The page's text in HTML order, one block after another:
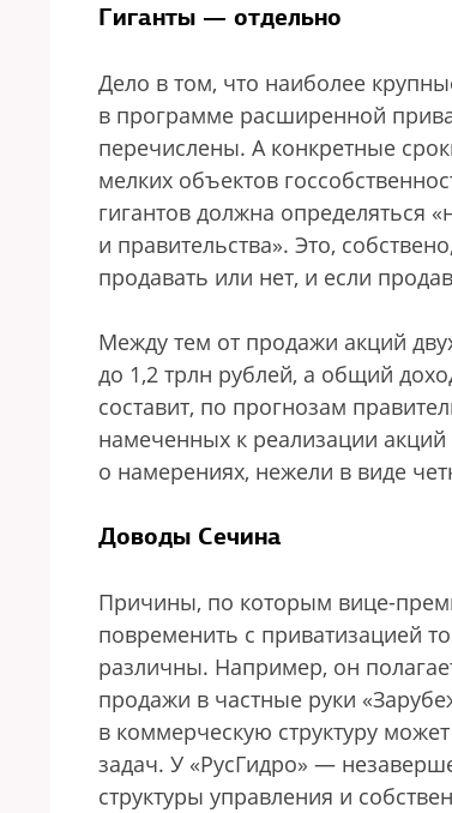
Гиганты — отдельно
Дело в том, что наиболее
в программе расширенной
перечислены. А конкретные
мелких объектов
гигантов должна определяться
и правительства». Это,
продавать или нет, и если
Между тем от продажи акций
до 1,2 трлн рублей, а общий
составит, по прогнозам
намеченных к реализации
о намерениях, нежели в виде
Доводы Сечина
Причины, по которым вице-
повременить с приватизацией
различны. Например, он
продажи в частные руки
в коммерческую структуру
задач. У «РусГидро» —
структуры управления и